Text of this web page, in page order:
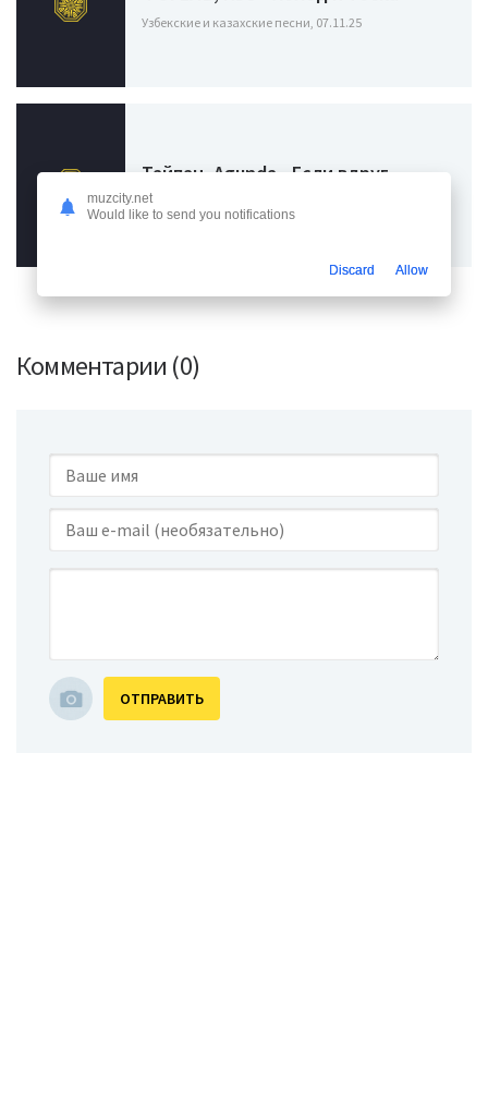
Узбекские и казахские песни, 07.11.25
Тайпан, Agunda - Если вдруг
Узбекские и казахские песни, 11.03.24
Комментарии (0)
ОТПРАВИТЬ
muzcity.net
Would like to send you notifications
Discard Allow